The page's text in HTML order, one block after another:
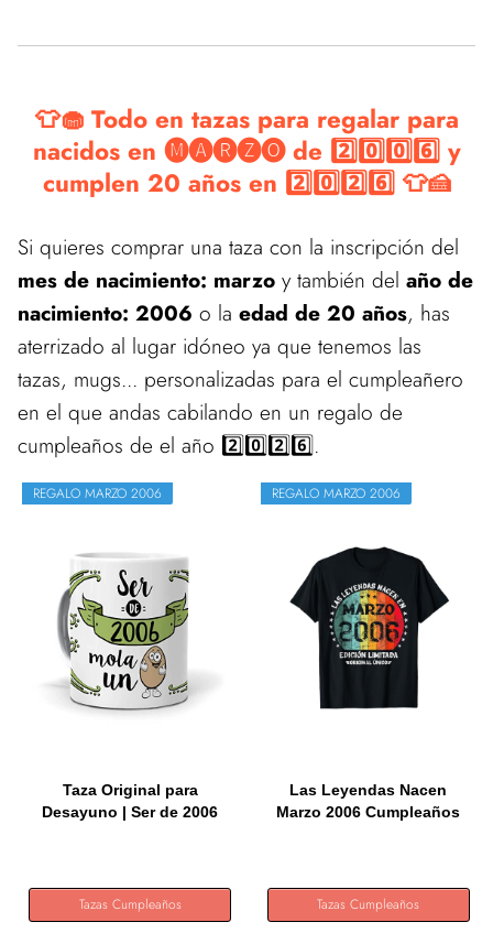
👕🧁 Todo en tazas para regalar para
nacidos en 🅜🅐🅡🅩🅞 de 2️⃣0️⃣0️⃣6️⃣ y
cumplen 20 años en 2️⃣0️⃣2️⃣6️⃣ 👕🍰
Si quieres comprar una taza con la inscripción del
mes de nacimiento: marzo y también del año de
nacimiento: 2006 o la edad de 20 años, has
aterrizado al lugar idóneo ya que tenemos las
tazas, mugs... personalizadas para el cumpleañero
en el que andas cabilando en un regalo de
cumpleaños de el año 2️⃣0️⃣2️⃣6️⃣.
REGALO MARZO 2006
Taza Original para
Desayuno | Ser de 2006
Tazas Cumpleaños
REGALO MARZO 2006
Las Leyendas Nacen
Marzo 2006 Cumpleaños
Tazas Cumpleaños